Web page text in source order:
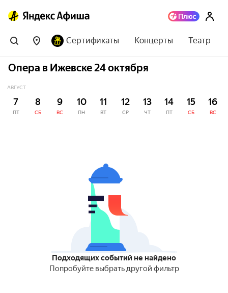
Сертификаты Концерты Театр
Опера в Ижевске 24 октября
АВГУСТ
7
ПТ
8
СБ
9
ВС
10
ПН
11
ВТ
12
СР
13
ЧТ
14
ПТ
15
СБ
16
ВС
Подходящих событий не найдено
Попробуйте выбрать другой фильтр